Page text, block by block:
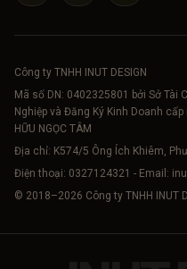
Công ty TNHH INUT DESIGN
Mã số DN: 0402325801
bởi Sở Tài
Nghiệp và Đăng Ký Kinh Doanh
HỮU NGỌC TÂM
Địa chỉ: K574/5 Ông Ích Khiêm,
Điện thoại: 0327124321 - Email:
© 2018–2026 Công ty TNHH INUT